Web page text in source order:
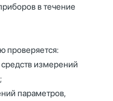
в течение
проверяется:
измерений
параметров,